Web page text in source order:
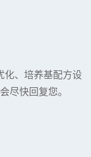
化、培养基配方设
尽快回复您。